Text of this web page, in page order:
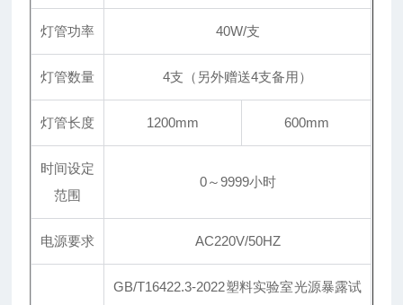
灯管功率 40W/支
灯管数量 4支（另外赠送4支备用）
灯管长度 1200mm 600mm
时间设定
范围
0～9999小时
电源要求 AC220V/50HZ
GB/T16422.3-2022塑料实验室光源暴露试